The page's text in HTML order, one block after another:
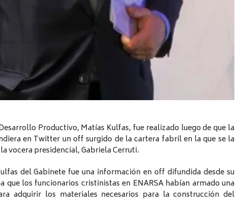
Productivo, Matías Kulfas, fue realizado luego de que la
en Twitter un off surgido de la cartera fabril en la que se la
vocera presidencial, Gabriela Cerruti.
del Gabinete fue una información en off difundida desde su
que los funcionarios cristinistas en ENARSA habían armado una
adquirir los materiales necesarios para la construcción del